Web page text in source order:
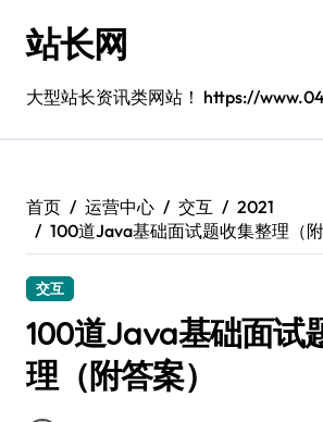
站长网
大型站长资讯类网站！ https://
首页 运营中心 交互
2021
100道Java基础面试题收集整理（附
交互
100道Java基础面试
理（附答案）